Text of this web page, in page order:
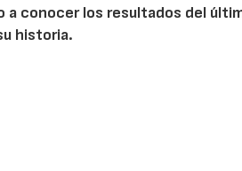
a conocer los resultados del
historia.